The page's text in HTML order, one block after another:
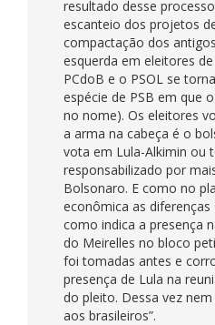
resultado desse
escanteio dos projetos
compactação dos
esquerda em eleitores
PCdoB e o PSOL se
espécie de PSB em que
no nome). Os eleitores
a arma na cabeça é o
vota em Lula-Alkimin ou
responsabilizado por
Bolsonaro. E como no
econômica as
como indica a presença
do Meirelles no bloco
foi tomadas antes e
presença de Lula na
do pleito. Dessa vez
aos brasileiros”.